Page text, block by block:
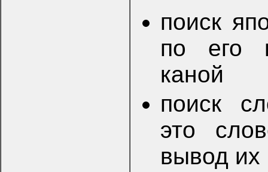
поиск
по его
каной
поиск
это
вывод их